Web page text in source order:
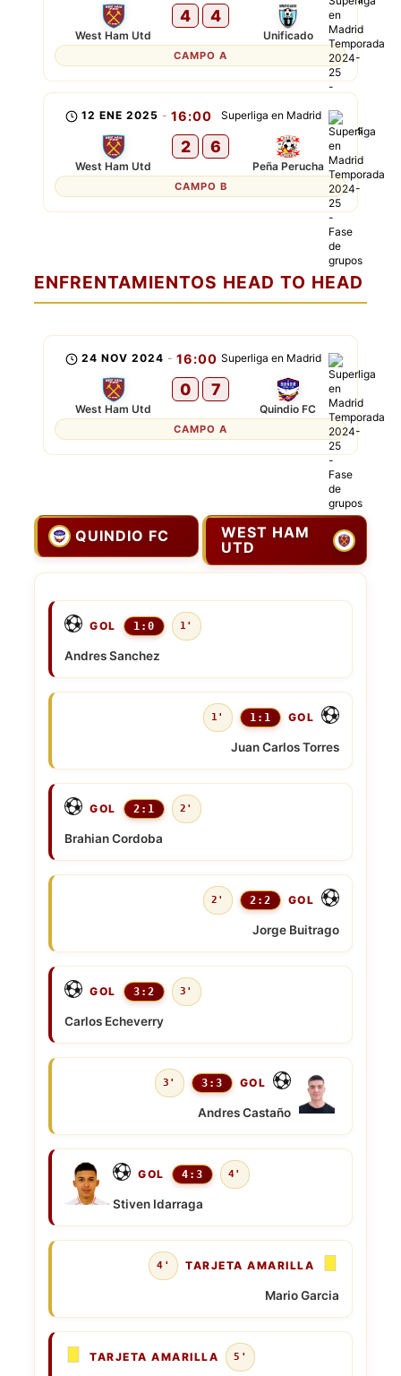
West Ham Utd
4 4
Unificado
CAMPO A
Superliga en Madrid
12 ENE 2025 - 16:00
West Ham Utd
2 6
Peña Perucha
CAMPO B
ENFRENTAMIENTOS HEAD TO HEAD
Superliga en Madrid
24 NOV 2024 - 16:00
West Ham Utd
0 7
Quindio FC
CAMPO A
QUINDIO FC
WEST HAM
UTD
GOL 1:0 1'
Andres Sanchez
1' 1:1 GOL
Juan Carlos Torres
GOL 2:1 2'
Brahian Cordoba
2' 2:2 GOL
Jorge Buitrago
GOL 3:2 3'
Carlos Echeverry
3' 3:3 GOL
Andres Castaño
GOL 4:3 4'
Stiven Idarraga
4' TARJETA AMARILLA
Mario Garcia
TARJETA AMARILLA 5'